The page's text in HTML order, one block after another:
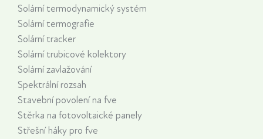
Solární termodynamický systém
Solární termografie
Solární tracker
Solární trubicové kolektory
Solární zavlažování
Spektrální rozsah
Stavební povolení na fve
Stěrka na fotovoltaické panely
Střešní háky pro fve